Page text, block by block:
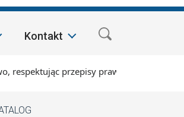
Kontakt
przepisy prawa i mając na